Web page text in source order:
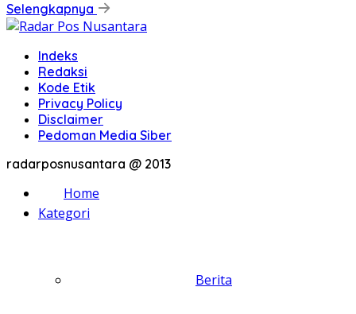
Selengkapnya
Indeks
Redaksi
Kode Etik
Privacy Policy
Disclaimer
Pedoman Media Siber
radarposnusantara @ 2013
Home
Kategori
Berita